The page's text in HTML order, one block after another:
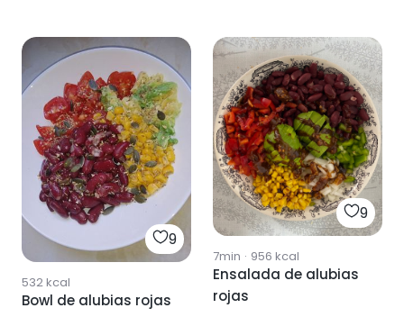
9
532kcal
Bowl de alubias rojas
9
7min · 956 kcal
Ensalada de alubias
rojas